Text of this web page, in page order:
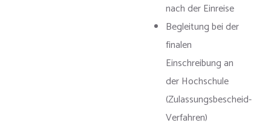
nach der Einreise
Begleitung bei der
finalen
Einschreibung an
der Hochschule
(Zulassungsbescheid-
Verfahren)